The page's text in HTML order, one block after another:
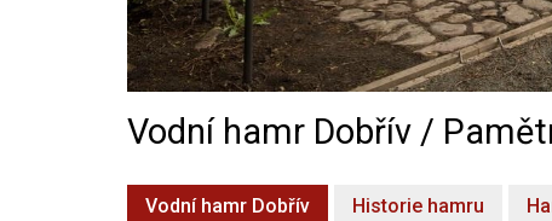
Vodní hamr Dobřív /
Vodní hamr Dobřív Historie hamru